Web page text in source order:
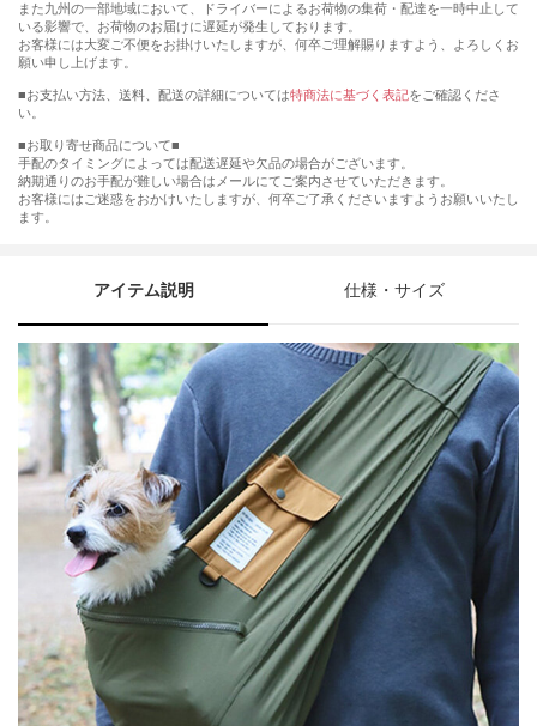
また九州の一部地域において、ドライバーによるお荷物の集荷・配達を一時中止して
いる影響で、お荷物のお届けに遅延が発生しております。
お客様には大変ご不便をお掛けいたしますが、何卒ご理解賜りますよう、よろしくお
願い申し上げます。
■お支払い方法、送料、配送の詳細については特商法に基づく表記をご確認くださ
い。
■お取り寄せ商品について■
手配のタイミングによっては配送遅延や欠品の場合がございます。
納期通りのお手配が難しい場合はメールにてご案内させていただきます。
お客様にはご迷惑をおかけいたしますが、何卒ご了承くださいますようお願いいたし
ます。
アイテム説明 仕様・サイズ